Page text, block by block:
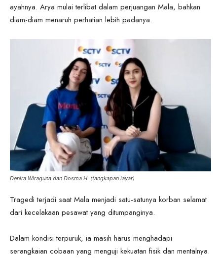
ayahnya. Arya mulai terlibat dalam perjuangan Mala, bahkan
diam-diam menaruh perhatian lebih padanya.
Denira Wiraguna dan Dosma H. (tangkapan layar)
Tragedi terjadi saat Mala menjadi satu-satunya korban selamat
dari kecelakaan pesawat yang ditumpanginya.
Dalam kondisi terpuruk, ia masih harus menghadapi
serangkaian cobaan yang menguji kekuatan fisik dan mentalnya.